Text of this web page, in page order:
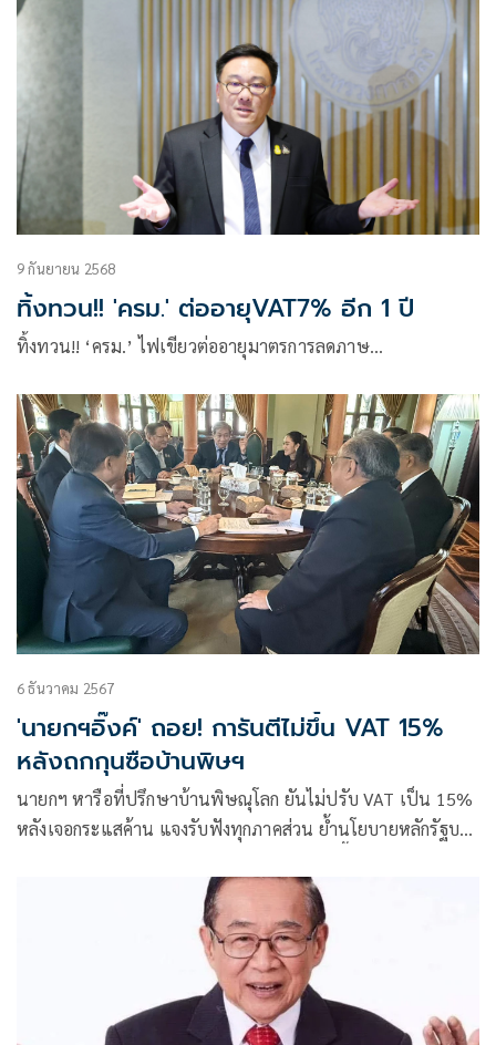
9 กันยายน 2568
ทิ้งทวน!! 'ครม.' ต่ออายุVAT7% อีก 1 ปี
ทิ้งทวน!! ‘ครม.’ ไฟเขียวต่ออายุมาตรการลดภาษ…
6 ธันวาคม 2567
'นายกฯอิ๊งค์' ถอย! การันตีไม่ขึ้น VAT 15%
หลังถกกุนซือบ้านพิษฯ
นายกฯ หารือที่ปรึกษาบ้านพิษณุโลก ยันไม่ปรับ VAT เป็น 15%
หลังเจอกระแสค้าน แจงรับฟังทุกภาคส่วน ย้ำนโยบายหลักรัฐบาล